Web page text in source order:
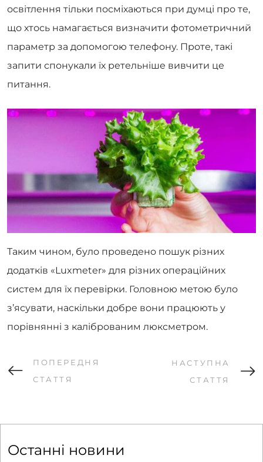
освітлення тільки посміхаються при думці про те,
що хтось намагається визначити фотометричний
параметр за допомогою телефону. Проте, такі
запити спонукали їх ретельніше вивчити це
питання.
Таким чином, було проведено пошук різних
додатків «Luxmeter» для різних операційних
систем для їх перевірки. Головною метою було
з’ясувати, наскільки добре вони працюють у
порівнянні з каліброваним люксметром.
ПОПЕРЕДНЯ
СТАТТЯ
НАСТУПНА
СТАТТЯ
Останні новини